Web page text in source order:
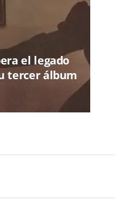
el legado
tercer álbum